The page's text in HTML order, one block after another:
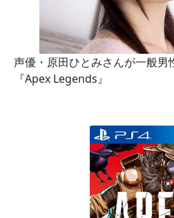
声優・原田ひとみさんが一般男
『Apex Legends』